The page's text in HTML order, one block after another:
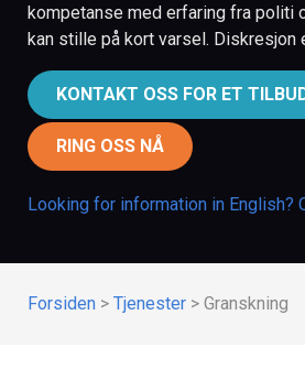
kompetanse med erfaring fra politi
kan stille på kort varsel. Diskresjon
KONTAKT OSS FOR ET
RING OSS NÅ
Looking for information in English?
Forsiden > Tjenester > Granskning